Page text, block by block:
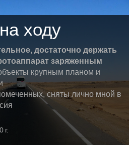
ходу
достаточно держать
заряженным
крупным планом и
сняты лично мной в
г.